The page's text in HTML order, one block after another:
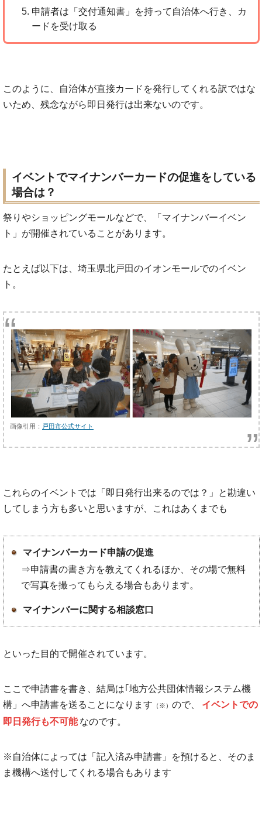
申請者は「交付通知書」を持って自治体へ行き、カ
ードを受け取る
このように、自治体が直接カードを発行してくれる訳ではな
いため、残念ながら即日発行は出来ないのです。
イベントでマイナンバーカードの促進をしている
場合は？
祭りやショッピングモールなどで、「マイナンバーイベン
ト」が開催されていることがあります。
たとえば以下は、埼玉県北戸田のイオンモールでのイベン
ト。
画像引用： 戸田市公式サイト
これらのイベントでは「即日発行出来るのでは？」と勘違い
してしまう方も多いと思いますが、これはあくまでも
マイナンバーカード申請の促進
⇒申請書の書き方を教えてくれるほか、その場で無料
で写真を撮ってもらえる場合もあります。
マイナンバーに関する相談窓口
といった目的で開催されています。
ここで申請書を書き、結局は｢地方公共団体情報システム機
構」へ申請書を送ることになります （※） ので、
イベントでの
即日発行も不可能 なのです。
※自治体によっては「記入済み申請書」を預けると、そのま
ま機構へ送付してくれる場合もあります